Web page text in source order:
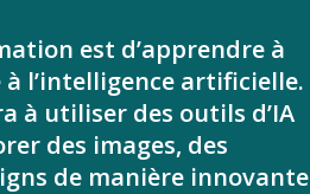
est d’apprendre à
l’intelligence artificielle.
à utiliser des outils d’IA
des images, des
de manière innovante